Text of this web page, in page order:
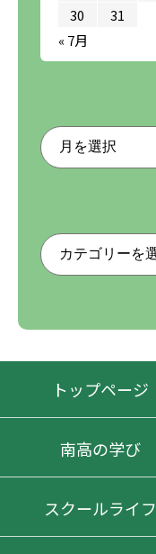
30
31
« 7月
トップページ
南高の学び
スクールライフ